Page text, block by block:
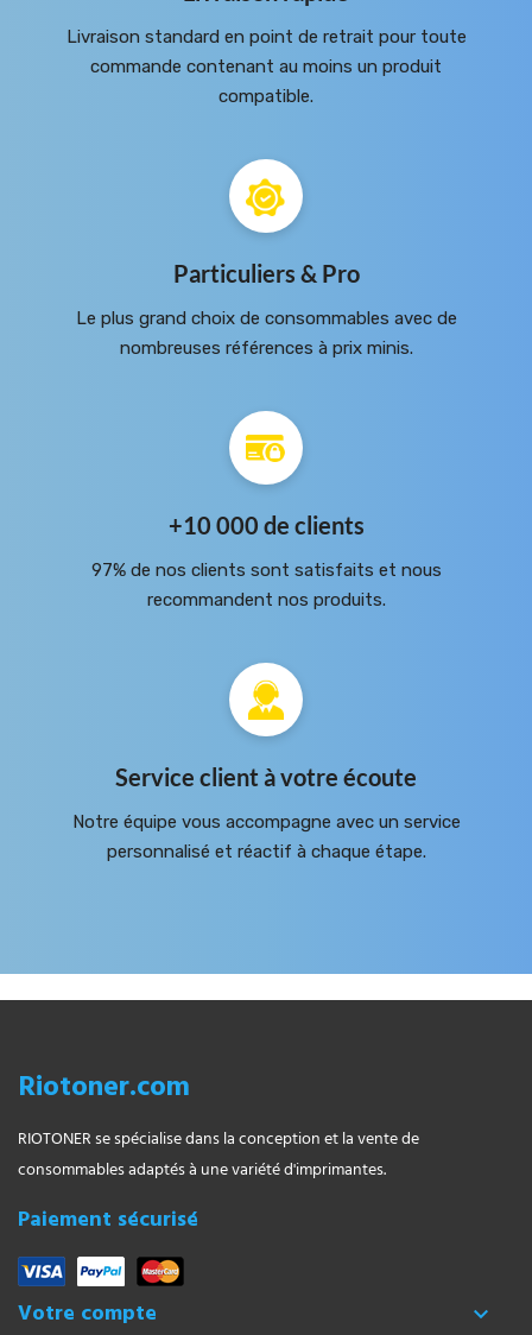
Livraison standard en point de retrait pour toute
commande contenant au moins un produit
compatible.
Particuliers & Pro
Le plus grand choix de consommables avec de
nombreuses références à prix minis.
+10 000 de clients
97% de nos clients sont satisfaits et nous
recommandent nos produits.
Service client à votre écoute
Notre équipe vous accompagne avec un service
personnalisé et réactif à chaque étape.
Riotoner.com
RIOTONER se spécialise dans la conception et la vente de
consommables adaptés à une variété d'imprimantes.
Paiement sécurisé
Votre compte 